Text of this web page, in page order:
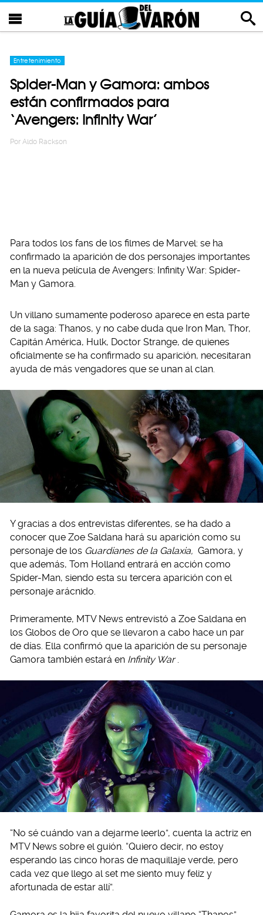
Entretenimiento
Spider-Man y Gamora: ambos
están confirmados para
‘Avengers: Infinity War’
Por Aldo Rackson
Para todos los fans de los filmes de Marvel: se ha
confirmado la aparición de dos personajes importantes
en la nueva película de Avengers: Infinity War: Spider-
Man y Gamora.
Un villano sumamente poderoso aparece en esta parte
de la saga: Thanos, y no cabe duda que Iron Man, Thor,
Capitán América, Hulk, Doctor Strange, de quienes
oficialmente se ha confirmado su aparición, necesitaran
ayuda de más vengadores que se unan al clan.
Y gracias a dos entrevistas diferentes, se ha dado a
conocer que Zoe Saldana hará su aparición como su
personaje de los Guardianes de la Galaxia, Gamora, y
que además, Tom Holland entrará en acción como
Spider-Man, siendo esta su tercera aparición con el
personaje arácnido.
Primeramente, MTV News entrevistó a Zoe Saldana en
los Globos de Oro que se llevaron a cabo hace un par
de días. Ella confirmó que la aparición de su personaje
Gamora también estará en Infinity War .
“No sé cuándo van a dejarme leerlo”, cuenta la actriz en
MTV News sobre el guión. “Quiero decir, no estoy
esperando las cinco horas de maquillaje verde, pero
cada vez que llego al set me siento muy feliz y
afortunada de estar allí”.